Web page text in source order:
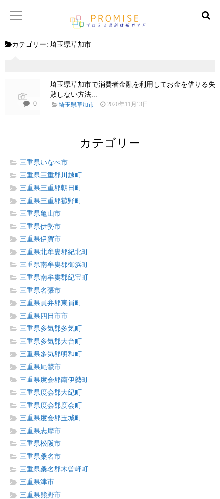
【サイトマップ】
カテゴリー: 埼玉県草加市
0
埼玉県草加市で消費者金融を利用してお金を借りる失
敗しない方法...
埼玉県草加市 2020年11月13日
カテゴリー
三重県いなべ市
三重県三重郡川越町
三重県三重郡朝日町
三重県三重郡菰野町
三重県亀山市
三重県伊勢市
三重県伊賀市
三重県北牟婁郡紀北町
三重県南牟婁郡御浜町
三重県南牟婁郡紀宝町
三重県名張市
三重県員弁郡東員町
三重県四日市市
三重県多気郡多気町
三重県多気郡大台町
三重県多気郡明和町
三重県尾鷲市
三重県度会郡南伊勢町
三重県度会郡大紀町
三重県度会郡度会町
三重県度会郡玉城町
三重県志摩市
三重県松阪市
三重県桑名市
三重県桑名郡木曽岬町
三重県津市
三重県熊野市